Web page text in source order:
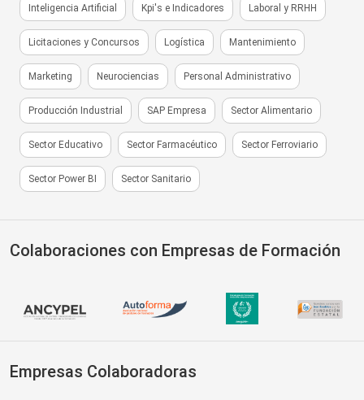
Inteligencia Artificial Kpi's e Indicadores Laboral y RRHH
Licitaciones y Concursos Logística Mantenimiento
Marketing Neurociencias Personal Administrativo
Producción Industrial SAP Empresa Sector Alimentario
Sector Educativo Sector Farmacéutico Sector Ferroviario
Sector Power BI Sector Sanitario
Colaboraciones con Empresas de Formación
Empresas Colaboradoras